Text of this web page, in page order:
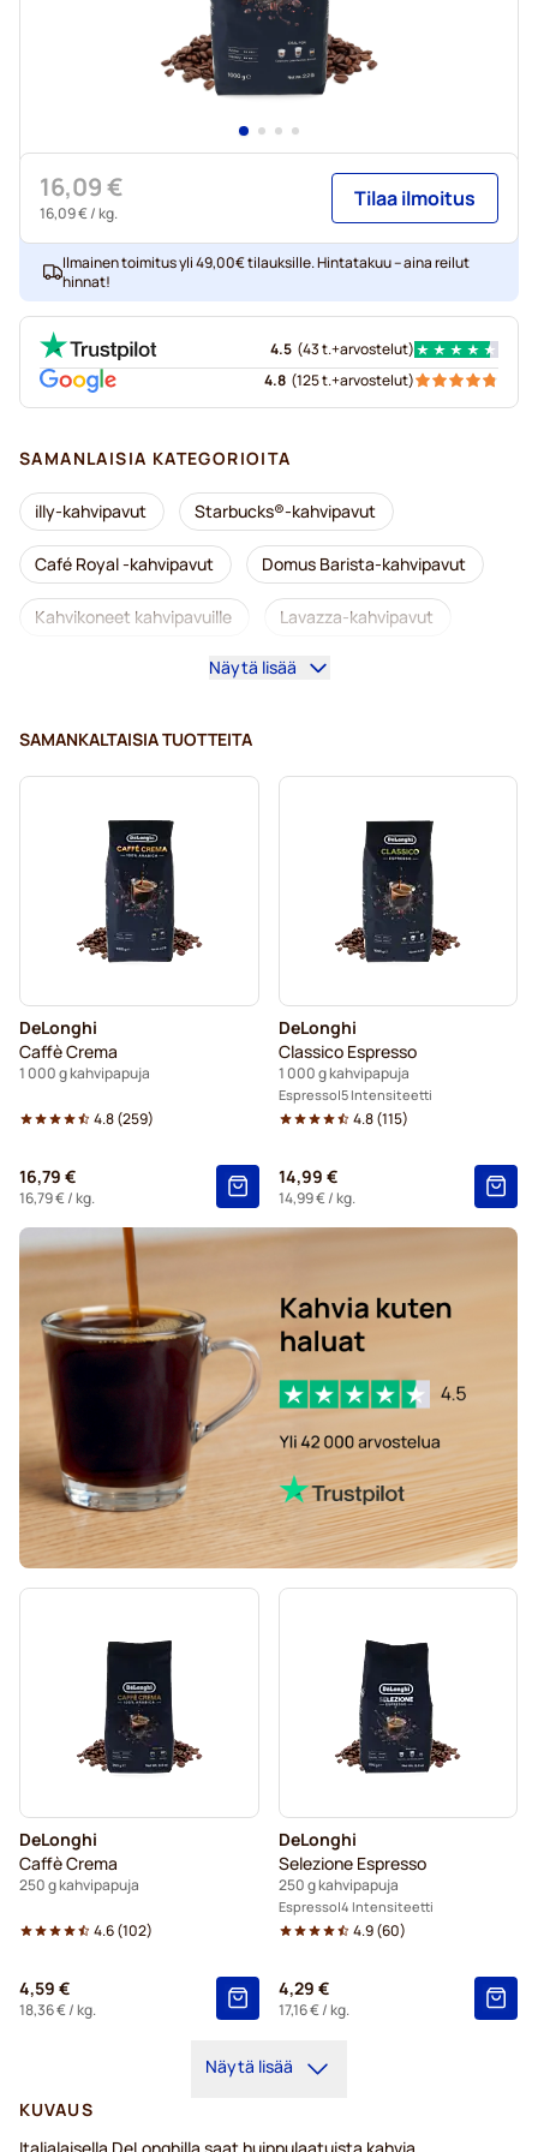
16,09 €
16,09 €/ kg.
Tilaa ilmoitus
Ilmainen toimitus yli 49,00€ tilauksille. Hintatakuu – aina reilut
hinnat!
4.5 (43 t.+arvostelut)
4.8 (125 t.+arvostelut)
SAMANLAISIA KATEGORIOITA
illy-kahvipavut Starbucks®-kahvipavut
Café Royal -kahvipavut Domus Barista-kahvipavut
Kahvikoneet kahvipavuille Lavazza-kahvipavut
Kofeiinittomat kahvipavut L'OR-kahvipavut
Merrild-kahvipavut Garibaldi-kahvipavut
Tonino Lamborghini -kahvipavut Gimoka-kahvipavut
Kaffekapslen-kahvipavut Delonghi-espressopavut
Kahvipavut
Näytä lisää
SAMANKALTAISIA TUOTTEITA
DeLonghi
Caffè Crema
1 000 g kahvipapuja
4.8(259)
16,79 €
16,79 €/ kg.
DeLonghi
Classico Espresso
1 000 g kahvipapuja
Espresso 5 Intensiteetti
4.8(115)
14,99 €
14,99 €/ kg.
DeLonghi
Caffè Crema
250 g kahvipapuja
4.6(102)
4,59 €
18,36 €/ kg.
DeLonghi
Selezione Espresso
250 g kahvipapuja
Espresso 4 Intensiteetti
4.9(60)
4,29 €
17,16 €/ kg.
Näytä lisää
KUVAUS